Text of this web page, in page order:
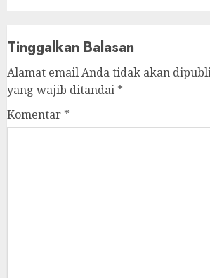
Tinggalkan Balasan
Alamat email Anda tidak akan
yang wajib ditandai *
Komentar *